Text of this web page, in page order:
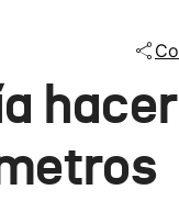
hacer